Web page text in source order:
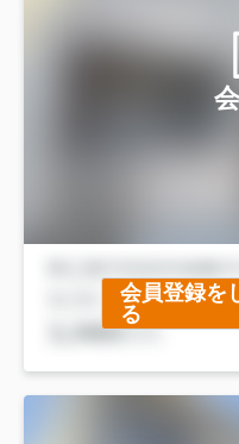
会員登録を
る